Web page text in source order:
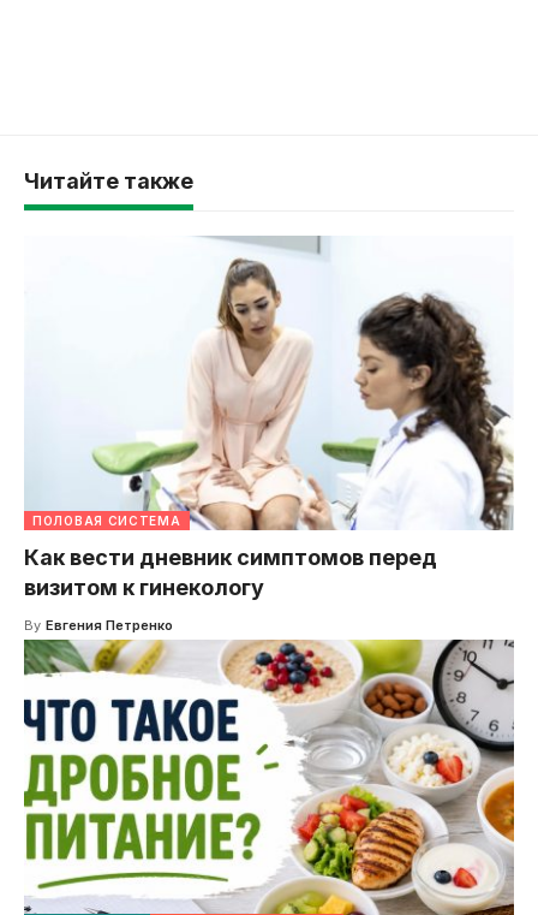
Читайте также
ПОЛОВАЯ СИСТЕМА
Как вести дневник симптомов перед
визитом к гинекологу
By Евгения Петренко